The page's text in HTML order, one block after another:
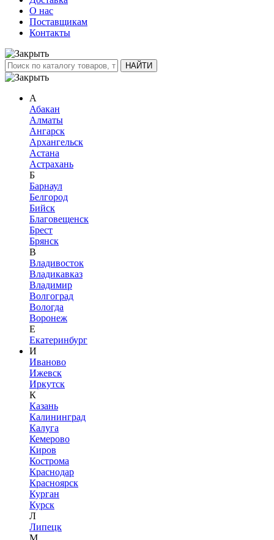
О нас
Поставщикам
Контакты
А
Абакан
Алматы
Ангарск
Архангельск
Астана
Астрахань
Б
Барнаул
Белгород
Бийск
Благовещенск
Брест
Брянск
В
Владивосток
Владикавказ
Владимир
Волгоград
Вологда
Воронеж
Е
Екатеринбург
И
Иваново
Ижевск
Иркутск
К
Казань
Калининград
Калуга
Кемерово
Киров
Кострома
Краснодар
Красноярск
Курган
Курск
Л
Липецк
М